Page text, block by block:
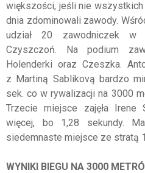
większości, jeśli nie
dnia zdominowali zawody.
udział 20 zawodniczek
Czyszczoń. Na podium
Holenderki oraz Czeszka.
z Martiną Sablikovą bardzo
sek. co w rywalizacji na 3000
Trzecie miejsce zajęła Irene
więcej, bo 1,28 sekundy.
siedemnaste miejsce ze stratą
WYNIKI BIEGU NA 3000